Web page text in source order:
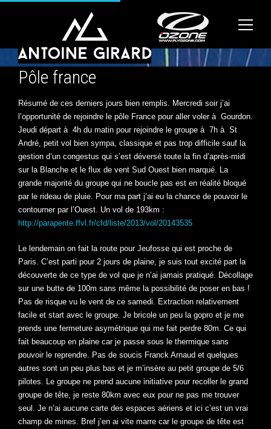
Pôle france
Résumé de ces derniers jours bien remplis. Mercredi soir j’ai
l’opportunité de rejoindre le pôle France pour aller voler à Gourdon.
Jeudi départ à 4h du matin pour rejoindre le groupe à 7h à St
André, petit vol bien sympa, classique et pas trop difficile sauf la
gestion d’un congestus qui s’est déversé toute la fin d’après-midi
sur la Blanche et le flux de vent Sud Ouest bien marqué. La
grande majorité du groupe qui ne boucle pas est en réalité bloqué
par le rideau de pluie. Pour ma part j’ai eu la chance de pouvoir le
contourner par l’Ouest. Un vol de 193km :
http://parapente.ffvl.fr/cfd/liste/2013/vol/20143535
Le lendemain on fait la route pour Jeufosse qui est proche de
Paris. C’est parti pour 2 jours de plaine, je suis tout excité part la
découverte de ce type de vol que je n’ai jamais pratiqué. Décollage
sur une butte de 100m sans même la possibilité de poser en bas !
Pas de risque vu le vent de ce samedi. Extraction relativement
facile et start avec le groupe. Je bricole un peu la gopro et je me
prends une fermeture asymétrique qui me fait perdre 80m. Ce qui
fait beaucoup en plaine car je passe sous le thermique sans
pouvoir le reprendre. Pas de soucis Franck Arnaud et quelques
autres sont un peu plus bas et je m’insère au petit groupe de 5/6
pilotes. Le groupe ne prend aucune initiative pour recoller le grand
groupe de tête, je reste 80km avec eux pour ne pas me trouver
seul. Je n’ai aucune carte des espaces aériens et ici c’est un vrai
champ de mines. Bref j’en ai vite marre car le groupe de tête est